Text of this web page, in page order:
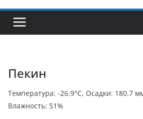
Пекин
Температура: -26.9°C, Осадки: 180.7
Влажность: 51%